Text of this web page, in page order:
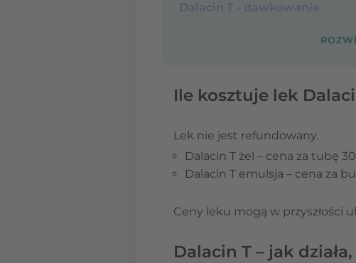
Dalacin T - dawkowanie
Ile kosztuje lek
Lek nie jest refundowany.
Dalacin T żel – cena za tubę
Dalacin T emulsja – cena za
Ceny leku mogą w przyszłości
Dalacin T – jak